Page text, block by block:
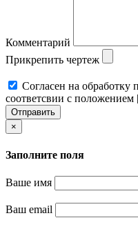
Комментарий
Прикрепить чертеж
Cогласен на
соответсвии с положением
Отправить
×
Заполните поля
Ваше имя
Ваш email